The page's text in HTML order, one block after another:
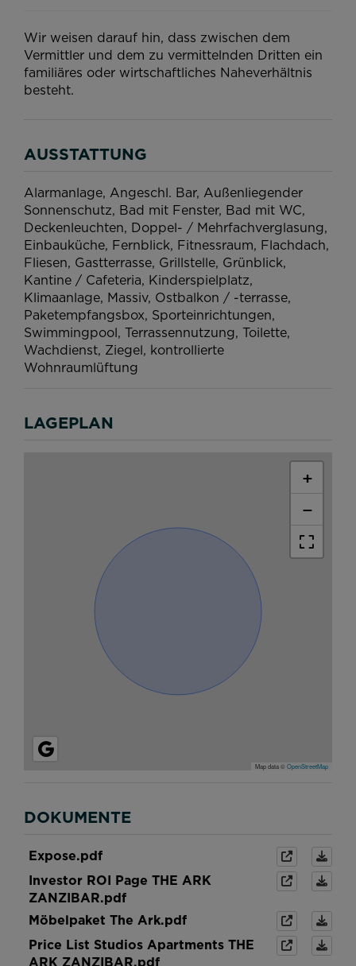
Wir weisen darauf hin, dass zwischen dem
Vermittler und dem zu vermittelnden Dritten ein
familiäres oder wirtschaftliches Naheverhältnis
besteht.
AUSSTATTUNG
Alarmanlage Angeschl. Bar Außenliegender
Sonnenschutz Bad mit Fenster Bad mit WC
Deckenleuchten Doppel- / Mehrfachverglasung
Einbauküche Fernblick Fitnessraum Flachdach
Fliesen Gastterrasse Grillstelle Grünblick
Kantine / Cafeteria Kinderspielplatz
Klimaanlage Massiv Ostbalkon / -terrasse
Paketempfangsbox Sporteinrichtungen
Swimmingpool Terrassennutzung Toilette
Wachdienst Ziegel kontrollierte
Wohnraumlüftung
LAGEPLAN
+
−
Map data ©OpenStreetMap
DOKUMENTE
Expose.pdf
Investor ROI Page THE ARK
ZANZIBAR.pdf
Möbelpaket The Ark.pdf
Price List Studios Apartments THE
ARK ZANZIBAR.pdf